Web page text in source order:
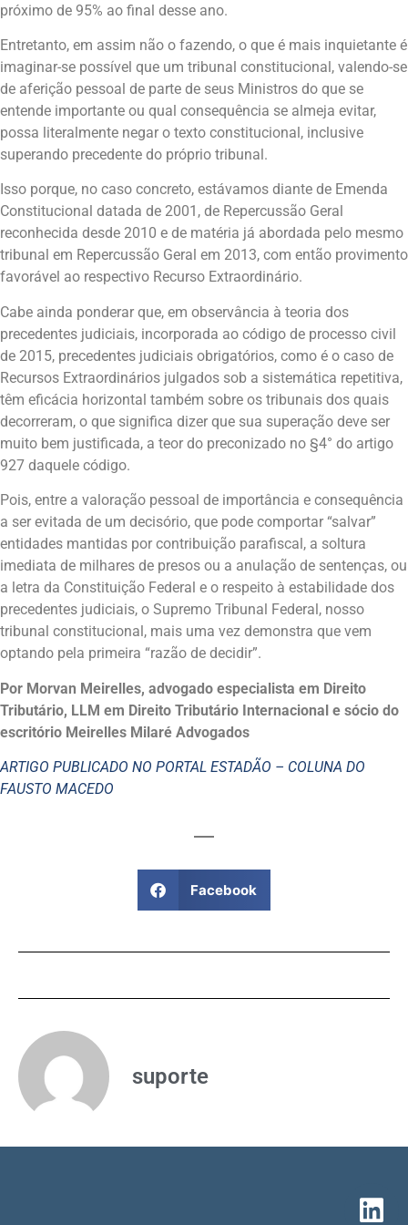
próximo de 95% ao final desse ano.
Entretanto, em assim não o fazendo, o que é mais inquietante é
imaginar-se possível que um tribunal constitucional, valendo-se
de aferição pessoal de parte de seus Ministros do que se
entende importante ou qual consequência se almeja evitar,
possa literalmente negar o texto constitucional, inclusive
superando precedente do próprio tribunal.
Isso porque, no caso concreto, estávamos diante de Emenda
Constitucional datada de 2001, de Repercussão Geral
reconhecida desde 2010 e de matéria já abordada pelo mesmo
tribunal em Repercussão Geral em 2013, com então provimento
favorável ao respectivo Recurso Extraordinário.
Cabe ainda ponderar que, em observância à teoria dos
precedentes judiciais, incorporada ao código de processo civil
de 2015, precedentes judiciais obrigatórios, como é o caso de
Recursos Extraordinários julgados sob a sistemática repetitiva,
têm eficácia horizontal também sobre os tribunais dos quais
decorreram, o que significa dizer que sua superação deve ser
muito bem justificada, a teor do preconizado no §4° do artigo
927 daquele código.
Pois, entre a valoração pessoal de importância e consequência
a ser evitada de um decisório, que pode comportar “salvar”
entidades mantidas por contribuição parafiscal, a soltura
imediata de milhares de presos ou a anulação de sentenças, ou
a letra da Constituição Federal e o respeito à estabilidade dos
precedentes judiciais, o Supremo Tribunal Federal, nosso
tribunal constitucional, mais uma vez demonstra que vem
optando pela primeira “razão de decidir”.
Por Morvan Meirelles, advogado especialista em Direito
Tributário, LLM em Direito Tributário Internacional e sócio do
escritório Meirelles Milaré Advogados
ARTIGO PUBLICADO NO PORTAL ESTADÃO – COLUNA DO
FAUSTO MACEDO
Facebook
suporte